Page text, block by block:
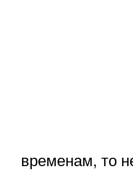
временам, то